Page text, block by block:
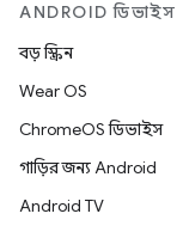
ANDROID ডিভাইস
বড় স্ক্রিন
Wear OS
ChromeOS ডিভাইস
গাড়ির জন্য Android
Android TV